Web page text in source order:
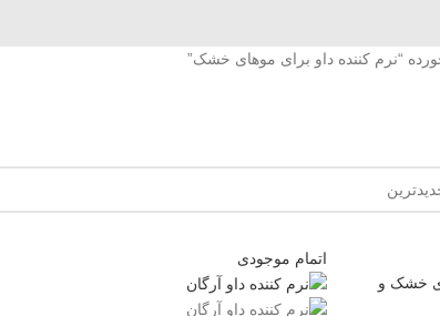
“نرم کننده داو برای موهای خشک”
اتمام موجودی